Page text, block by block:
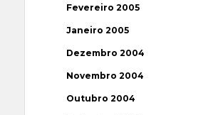
Fevereiro 2005
Janeiro 2005
Dezembro 2004
Novembro 2004
Outubro 2004